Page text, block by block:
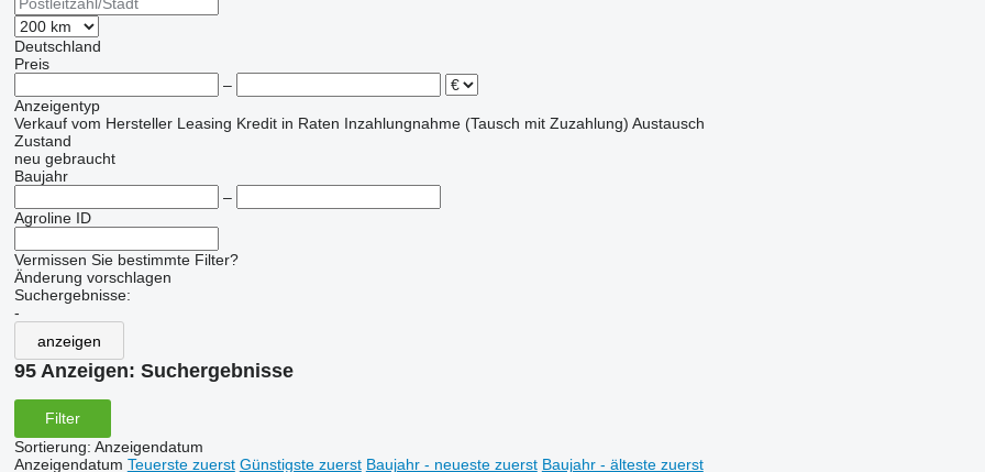
Deutschland
Preis
–
Anzeigentyp
Verkauf vom Hersteller Leasing Kredit in Raten Inzahlungnahme (Tausch mit Zuzahlung) Austausch
Zustand
neu gebraucht
Baujahr
–
Agroline ID
Vermissen Sie bestimmte Filter?
Änderung vorschlagen
Suchergebnisse:
-
anzeigen
95 Anzeigen: Suchergebnisse
Filter
Sortierung: Anzeigendatum
Anzeigendatum Teuerste zuerst Günstigste zuerst Baujahr - neueste zuerst Baujahr - älteste zuerst